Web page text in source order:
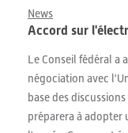
News
Accord sur
Le Conseil fédéral a
négociation avec
base des
préparera à adopter